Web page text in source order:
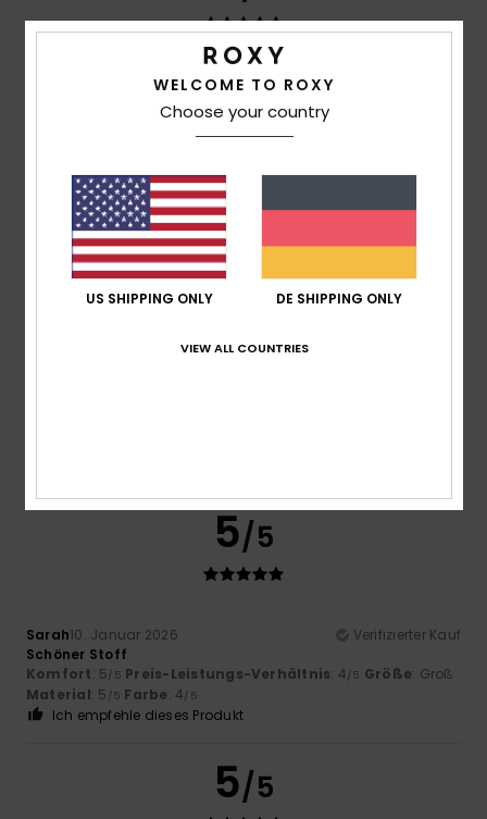
28. Januar 2026
Perfekte Passform, tolle Taschen für Handy und Schlüssel
Ich empfehle dieses Produkt
5
5/5
Sarah10. Januar 2026
Verifizierter Kauf
Schöner Stoff
Komfort: 5/5 Preis-Leistungs-Verhältnis: 4/5 Größe: Groß
Material: 5 /5 Farbe: 4/5
Ich empfehle dieses Produkt
5/5
WELCOME TO ROXY
Choose your country
US SHIPPING ONLY DE SHIPPING ONLY
VIEW ALL COUNTRIES